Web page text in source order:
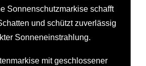
Sonnenschutzmarkise schafft
und schützt zuverlässig
Sonneneinstrahlung.
mit geschlossener